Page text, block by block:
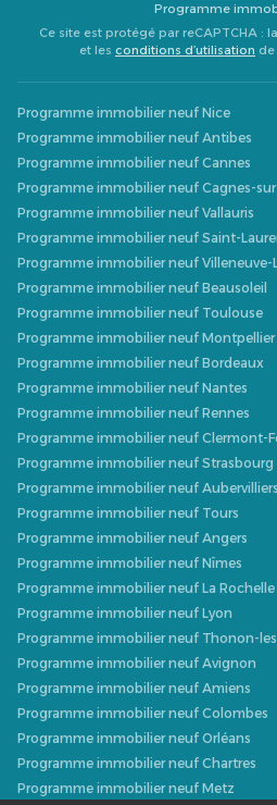
Programme
Ce site est protégé par reCAPTCHA : la
et les conditions d’utilisation de
Programme immobilier neuf Nice
Programme immobilier neuf Antibes
Programme immobilier neuf Cannes
Programme immobilier neuf Cagnes-
Programme immobilier neuf Vallauris
Programme immobilier neuf Saint-
Programme immobilier neuf Villeneuve-
Programme immobilier neuf Beausoleil
Programme immobilier neuf Toulouse
Programme immobilier neuf Montpellier
Programme immobilier neuf Bordeaux
Programme immobilier neuf Nantes
Programme immobilier neuf Rennes
Programme immobilier neuf Clermont-
Programme immobilier neuf Strasbourg
Programme immobilier neuf Aubervilliers
Programme immobilier neuf Tours
Programme immobilier neuf Angers
Programme immobilier neuf Nîmes
Programme immobilier neuf La Rochelle
Programme immobilier neuf Lyon
Programme immobilier neuf Thonon-
Programme immobilier neuf Avignon
Programme immobilier neuf Amiens
Programme immobilier neuf Colombes
Programme immobilier neuf Orléans
Programme immobilier neuf Chartres
Programme immobilier neuf Metz